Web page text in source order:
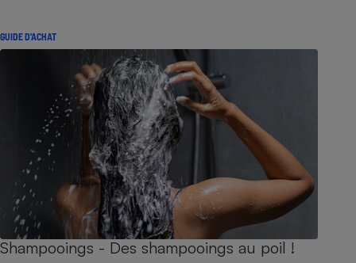
GUIDE D'ACHAT
Shampooings - Des shampooings au poil !